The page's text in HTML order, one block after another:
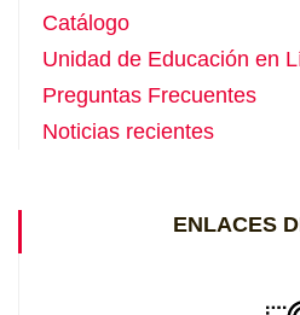
Catálogo
Unidad de Educación en
Preguntas Frecuentes
Noticias recientes
ENLACES